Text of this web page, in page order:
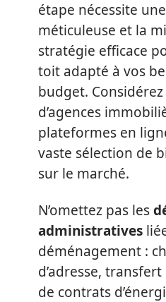
étape nécessite
méticuleuse et la
stratégie efficace
toit adapté à vos
budget.
d’agences
plateformes en
vaste sélection de
sur le marché.
N’omettez pas les
administratives
déménagement :
d’adresse,
de contrats